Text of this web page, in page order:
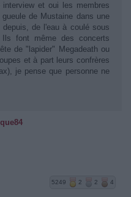
et oui les membres
de Mustaine dans une
de l'eau à coulé sous
font même des concerts
de "lapider" Megadeath ou
et à part leurs confrères
je pense que personne ne
5249 2 2 4